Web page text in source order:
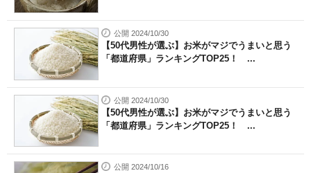
公開 2024/10/30
【50代男性が選ぶ】お米がマジでうまいと思う
「都道府県」ランキングTOP25！ ...
公開 2024/10/30
【50代男性が選ぶ】お米がマジでうまいと思う
「都道府県」ランキングTOP25！ ...
公開 2024/10/16